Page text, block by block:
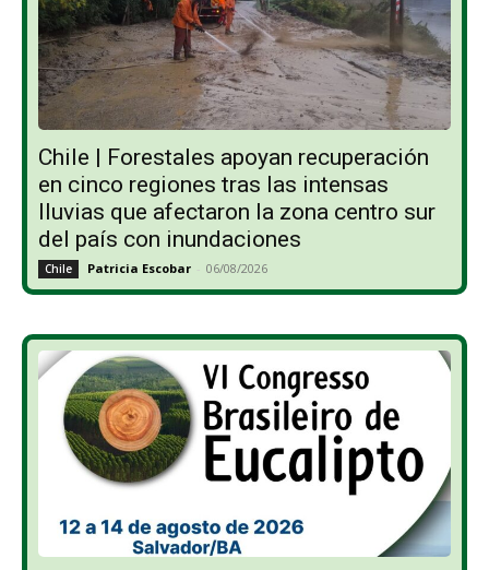
Chile | Forestales apoyan recuperación
en cinco regiones tras las intensas
lluvias que afectaron la zona centro sur
del país con inundaciones
Chile Patricia Escobar - 06/08/2026